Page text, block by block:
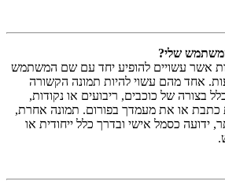
שלי?
אשר עשויים להופיע יחד עם שם המשתמש
אחד מהם עשוי להיות תמונה הקשורה
בצורה של כוכבים, ריבועים או נקודות,
כתבת או את מעמדך בפורום. תמונה אחרת,
ידועה כסמל אישי ובדרך כלל ייחודית או